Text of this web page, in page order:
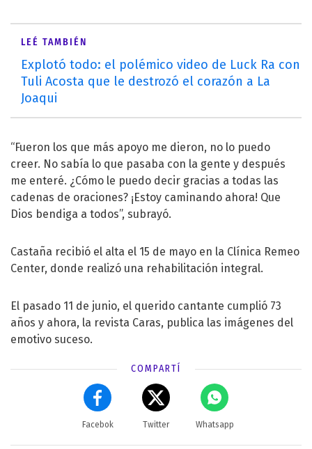
LEÉ TAMBIÉN
Explotó todo: el polémico video de Luck Ra con
Tuli Acosta que le destrozó el corazón a La
Joaqui
“Fueron los que más apoyo me dieron, no lo puedo
creer. No sabía lo que pasaba con la gente y después
me enteré. ¿Cómo le puedo decir gracias a todas las
cadenas de oraciones? ¡Estoy caminando ahora! Que
Dios bendiga a todos”, subrayó.
Castaña recibió el alta el 15 de mayo en la Clínica Remeo
Center, donde realizó una rehabilitación integral.
El pasado 11 de junio, el querido cantante cumplió 73
años y ahora, la revista Caras, publica las imágenes del
emotivo suceso.
COMPARTÍ
Facebok Twitter Whatsapp